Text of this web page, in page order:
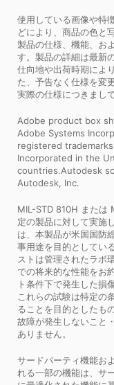
使用している画像や特
どにより、商品の色と
製品の仕様、機能、お
す。製品の詳細は最新
仕向地や出荷時期によ
た、予告なく仕様を変
実際の仕様につきまし
Adobe product box
Adobe Systems
registered
Incorporated in the
countries.Autodesk
Autodesk, Inc.
MIL-STD 810H または
定の製品に対して実施
は、本製品が米国国防
事用途を目的としてい
ストは管理されたラボ
での将来的な性能をお
ト条件下で発生した損
これらの試験は特定の
ることを目的としたも
故障が発生しないこと
ありません。
サードパーティ機能お
れる一部の機能は、サ